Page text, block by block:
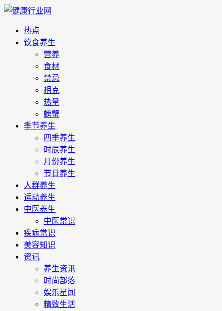
热点
饮食养生
营养
食材
禁忌
相克
热量
螃蟹
季节养生
四季养生
时辰养生
月份养生
节日养生
人群养生
运动养生
中医养生
中医常识
疾病常识
美容知识
资讯
养生资讯
时尚部落
娱乐星闻
精致生活